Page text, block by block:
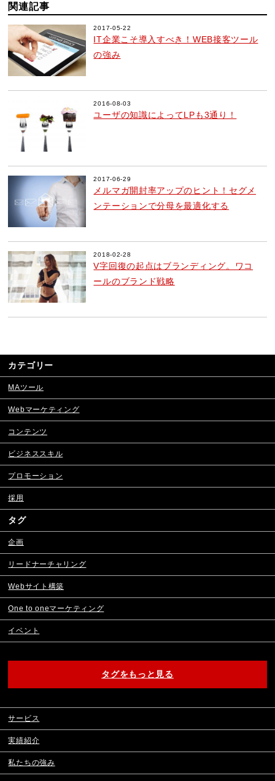
関連記事
2017-05-22
IT企業こそ導入すべき！WEB接客ツール
の強み
2016-08-03
ユーザの知識によってLPも3通り！
2017-06-29
メルマガ開封率アップのヒント！セグメ
ンテーションで分母を最適化する
2018-02-28
V字回復の起点はブランディング。ワコ
ールのブランド戦略
カテゴリー
MAツール
Webマーケティング
コンテンツ
ビジネススキル
プロモーション
採用
タグ
企画
リードナーチャリング
Webサイト構築
One to oneマーケティング
イベント
タグをもっと見る
サービス
実績紹介
私たちの強み